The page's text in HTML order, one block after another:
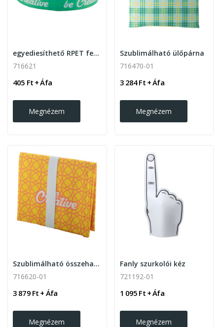
egyediesíthető RPET fesztivál karszalag
716621
405 Ft + Áfa
Megnézem
Szublimálható ülőpárna
716470-01
3 284 Ft + Áfa
Megnézem
Szublimálható összehajtható RPET ülőpárna
716620-01
3 879 Ft + Áfa
Megnézem
Fanly szurkolói kéz
721192-01
1 095 Ft + Áfa
Megnézem